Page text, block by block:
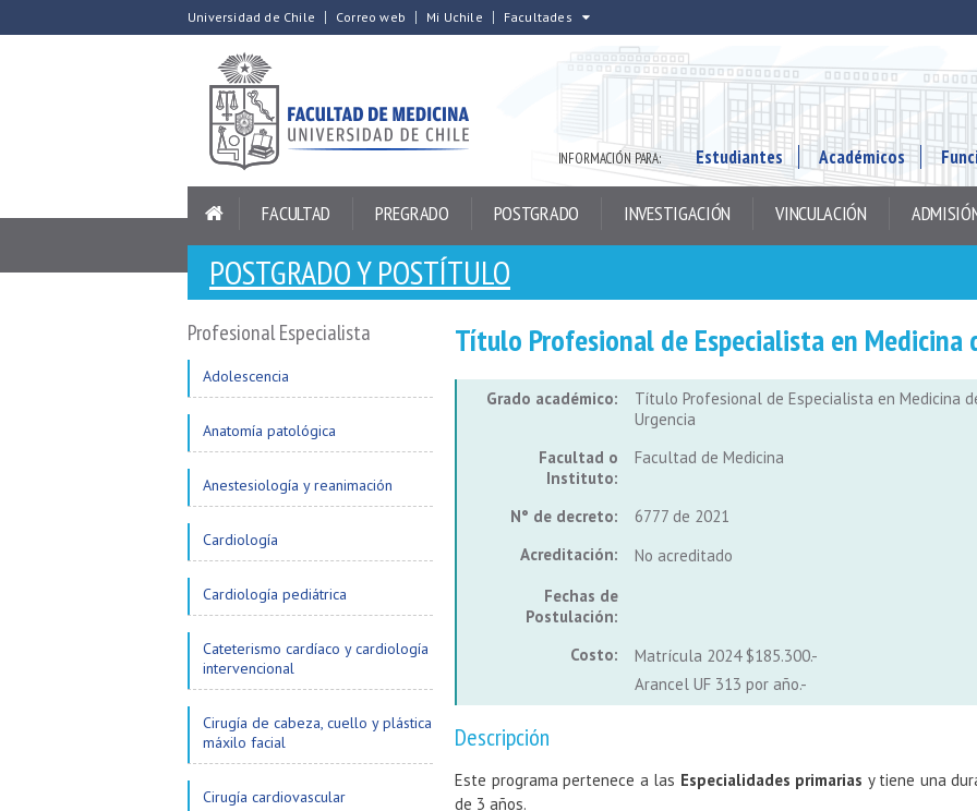
Universidad de Chile Correo web Mi Uchile Facultades
INFORMACIÓN PARA: Estudiantes Académicos
FACULTAD PREGRADO POSTGRADO INVESTIGACIÓN VINCULACIÓN
POSTGRADO Y POSTÍTULO
Profesional Especialista
Adolescencia
Anatomía patológica
Anestesiología y reanimación
Cardiología
Cardiología pediátrica
Cateterismo cardíaco y cardiología
intervencional
Cirugía de cabeza, cuello y plástica
máxilo facial
Cirugía cardiovascular
Título Profesional de Especialista en Medicina
Grado académico:
Título Profesional de Especialista en Medicina
Urgencia
Facultad o
Instituto:
Facultad de Medicina
N° de decreto:
6777 de 2021
Acreditación:
No acreditado
Fechas de
Postulación:
Costo:
Matrícula 2024 $185.300.-
Arancel UF 313 por año.-
Descripción
Este programa pertenece a las Especialidades primarias y tiene una
de 3 años.